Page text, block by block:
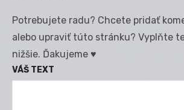
Potrebujete radu? Chcete pridať
alebo upraviť túto stránku? Vyplňte
nižšie. Ďakujeme ♥
VÁŠ TEXT